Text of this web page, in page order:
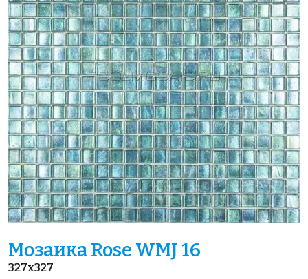
Мозаика Rose WMJ 16
327x327